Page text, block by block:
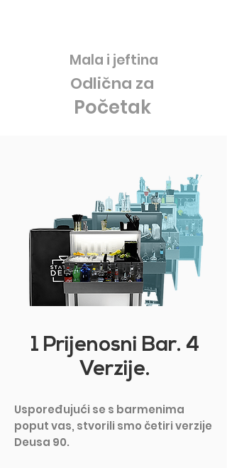
Mala i jeftina
Odlična za
Početak
1 Prijenosni Bar. 4
Verzije.
Uspoređujući se s barmenima
poput vas, stvorili smo četiri verzije
Deusa 90.​